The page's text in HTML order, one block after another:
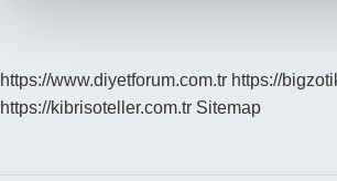
https://www.diyetforum.com.tr https://
https://kibrisoteller.com.tr Sitemap